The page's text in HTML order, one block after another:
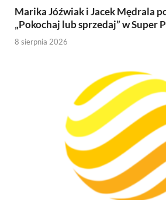
Marika Jóźwiak i Jacek Mędrala
„Pokochaj lub sprzedaj” w Super
8 sierpnia 2026